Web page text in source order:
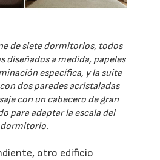
de siete dormitorios, todos
diseñados a medida, papeles
específica, y la suite
dos paredes acristaladas
con un cabecero de gran
para adaptar la escala del
dormitorio.
otro edificio